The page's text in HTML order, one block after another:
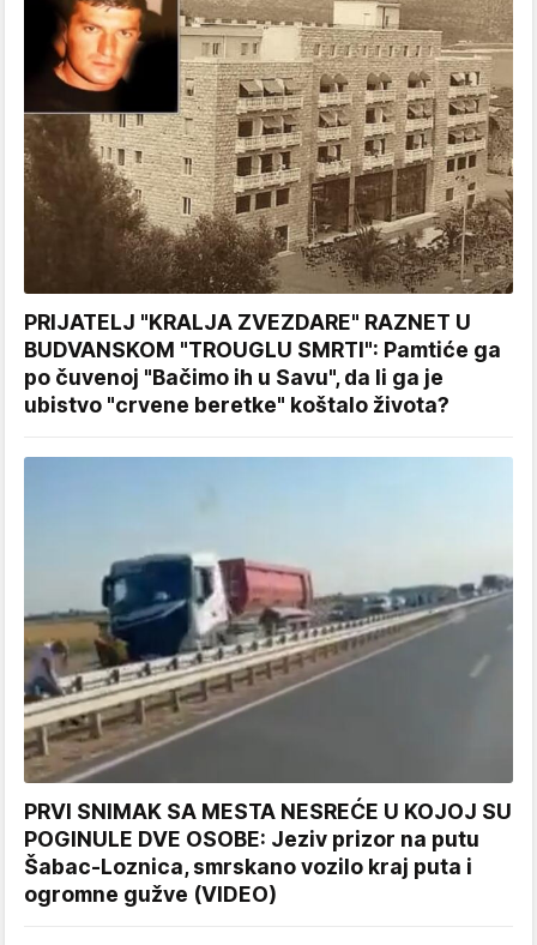
PRIJATELJ "KRALJA ZVEZDARE" RAZNET U
BUDVANSKOM "TROUGLU SMRTI": Pamtiće ga
po čuvenoj "Bačimo ih u Savu", da li ga je
ubistvo "crvene beretke" koštalo života?
PRVI SNIMAK SA MESTA NESREĆE U KOJOJ SU
POGINULE DVE OSOBE: Jeziv prizor na putu
Šabac-Loznica, smrskano vozilo kraj puta i
ogromne gužve (VIDEO)